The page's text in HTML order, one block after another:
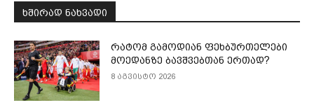
ᲮᲨᲘᲠᲐᲓ ᲜᲐᲮᲕᲐᲓᲘ
რატომ გამოდიან ფეხბურთელები
მოედანზე ბავშვებთან ერთად?
8 აგვისტო 2026